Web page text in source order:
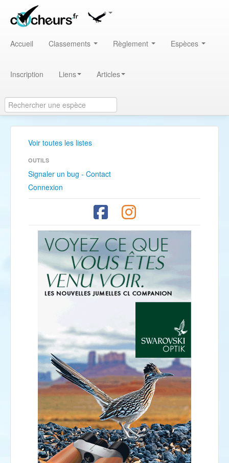
Accueil Classements Règlement Espèces
Inscription Liens Articles
Voir toutes les listes
OUTILS
Signaler un bug - Contact
Connexion